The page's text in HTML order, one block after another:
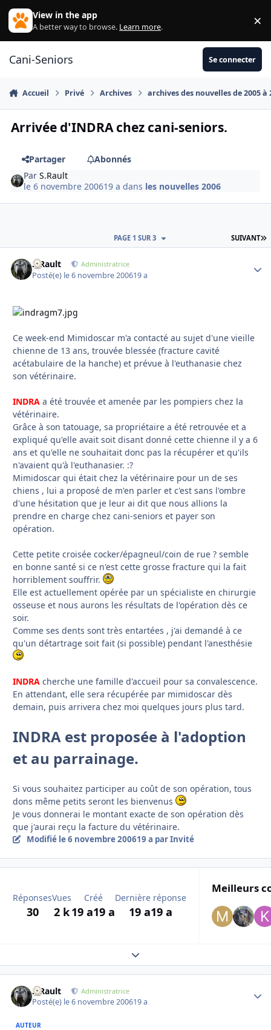
Aller au contenu
View in the app
A better way to browse. Learn more. ×
Cani-Seniors Se connecter
Accueil Privé Archives archives des nouvelles de 2005 à
Arrivée d'INDRA chez cani-seniors.
Partager
Abonnés
ParS.Rault
le 6 novembre 200619 a dans les nouvelles 2006
SUIVANT
PAGE 1 SUR 3
S.Rault Administratrice
Posté(e) le 6 novembre 200619 a
Ce week-end Mimidoscar m'a contacté au sujet d'une vieille
chienne de 13 ans, trouvée blessée (fracture cavité
acétabulaire de la hanche) et prévue à l'euthanasie chez
son vétérinaire.
INDRA a été trouvée et amenée par les pompiers chez la
vétérinaire.
Grâce à son tatouage, sa propriétaire a été retrouvée et a
expliqué qu'elle avait soit disant donné cette chienne il y a 6
ans et qu'elle ne souhaitait donc pas la récupérer et qu'ils
n'avaient qu'à l'euthanasier. :?
Mimidoscar qui était chez la vétérinaire pour un de ses
chiens , lui a proposé de m'en parler et c'est sans l'ombre
d'une hésitation que je leur ai dit que nous allions la
prendre en charge chez cani-seniors et payer son
opération.
Cette petite croisée cocker/épagneul/coin de rue ? semble
en bonne santé si ce n'est cette grosse fracture qui la fait
horriblement souffrir.
Elle est actuellement opérée par un spécialiste en chirurgie
osseuse et nous aurons les résultats de l'opération dès ce
soir.
Comme ses dents sont très entartées , j'ai demandé à ce
qu'un détartrage soit fait (si possible) pendant l'anesthésie
INDRA cherche une famille d'accueil pour sa convalescence.
En attendant, elle sera récupérée par mimidoscar dès
demain, puis arrivera chez moi quelques jours plus tard.
INDRA est proposée à l'adoption
et au parrainage.
Si vous souhaitez participer au coût de son opération, tous
dons même petits seront les bienvenus
Je vous donnerai le montant exacte de son opération dès
que j'aurai reçu la facture du vétérinaire.
Modifié le 6 novembre 200619 a par Invité
Réponses
30
Vues
2 k
Créé
19 a19 a
Dernière réponse
19 a19 a
Meilleurs
Expand topic overview
S.Rault Administratrice
Posté(e) le 6 novembre 200619 a
AUTEUR